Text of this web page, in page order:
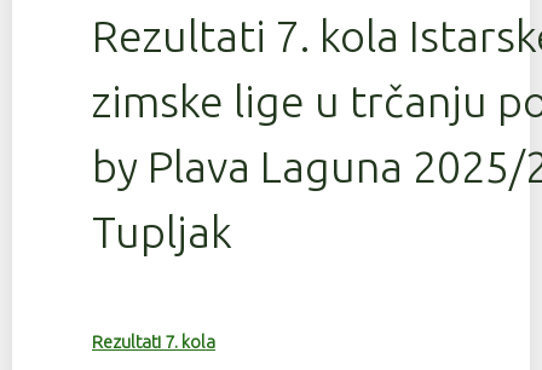
Rezultati 7. kola
zimske lige u trčanju
by Plava Laguna 2025/
Tupljak
Rezultati 7. kola